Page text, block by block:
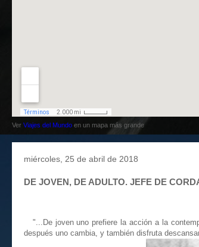
Ver Viajes del Mundo en un mapa más grande
miércoles, 25 de abril de 2018
DE JOVEN, DE ADULTO. JEFE DE
"...De joven uno prefiere la acción a la
después uno cambia, y también disfruta